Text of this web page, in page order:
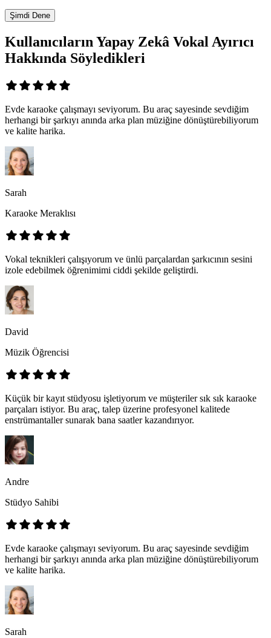
Şimdi Dene
Kullanıcıların Yapay Zekâ Vokal Ayırıcı
Hakkında Söyledikleri
Evde karaoke çalışmayı seviyorum. Bu araç sayesinde sevdiğim
herhangi bir şarkıyı anında arka plan müziğine dönüştürebiliyorum
ve kalite harika.
Sarah
Karaoke Meraklısı
Vokal teknikleri çalışıyorum ve ünlü parçalardan şarkıcının sesini
izole edebilmek öğrenimimi ciddi şekilde geliştirdi.
David
Müzik Öğrencisi
Küçük bir kayıt stüdyosu işletiyorum ve müşteriler sık sık karaoke
parçaları istiyor. Bu araç, talep üzerine profesyonel kalitede
enstrümantaller sunarak bana saatler kazandırıyor.
Andre
Stüdyo Sahibi
Evde karaoke çalışmayı seviyorum. Bu araç sayesinde sevdiğim
herhangi bir şarkıyı anında arka plan müziğine dönüştürebiliyorum
ve kalite harika.
Sarah